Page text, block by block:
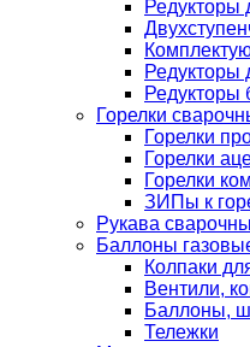
Редукторы
Редукторы
Редукторы
Горелки
Горелки
Горелки
Горелки
ЗИПы к
Рукава
Баллоны
Колпаки
Вентили,
Баллоны,
Тележки